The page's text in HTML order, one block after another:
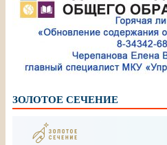
ЗОЛОТОЕ СЕЧЕНИЕ